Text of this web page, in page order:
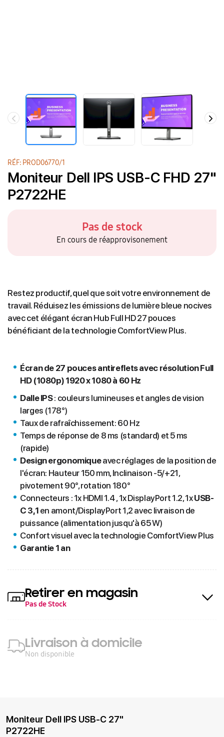
RÉF: PROD06770/1
Moniteur Dell IPS USB-C FHD 27"
P2722HE
Pas de stock
En cours de réapprovisonement
Restez productif, quel que soit votre environnement de
travail. Réduisez les émissions de lumière bleue nocives
avec cet élégant écran Hub Full HD 27 pouces
bénéficiant de la technologie ComfortView Plus.
Écran de 27 pouces antireflets avec résolution Full
HD (1080p) 1920 x 1080 à 60 Hz
Dalle IPS: couleurs lumineuses et angles de vision
larges (178°)
Taux de rafraîchissement: 60 Hz
Temps de réponse de 8 ms (standard) et 5 ms
(rapide)
Design ergonomiqueavec réglages de la position de
l'écran: Hauteur 150 mm, Inclinaison -5/+21,
pivotement 90°, rotation 180°
Connecteurs : 1x HDMI 1.4 , 1x DisplayPort 1.2, 1xUSB-
C 3,1 en amont/DisplayPort 1,2 avec livraison de
puissance (alimentation jusqu'à 65 W)
Confort visuel avec la technologie ComfortView Plus
Garantie 1 an
Retirer en magasin
Pas de Stock
Livraison à domicile
Non disponible
Moniteur Dell IPS USB-C 27"
P2722HE